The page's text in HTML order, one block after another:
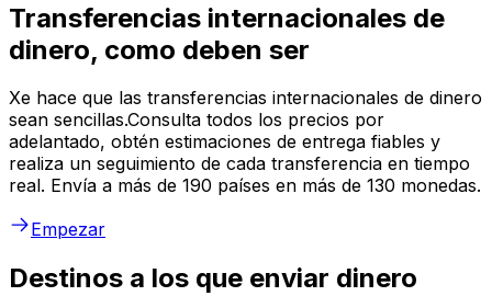
Transferencias internacionales de
dinero, como deben ser
Xe hace que las transferencias internacionales de dinero
sean sencillas.Consulta todos los precios por
adelantado, obtén estimaciones de entrega fiables y
realiza un seguimiento de cada transferencia en tiempo
real. Envía a más de 190 países en más de 130 monedas.
Empezar
Destinos a los que enviar dinero